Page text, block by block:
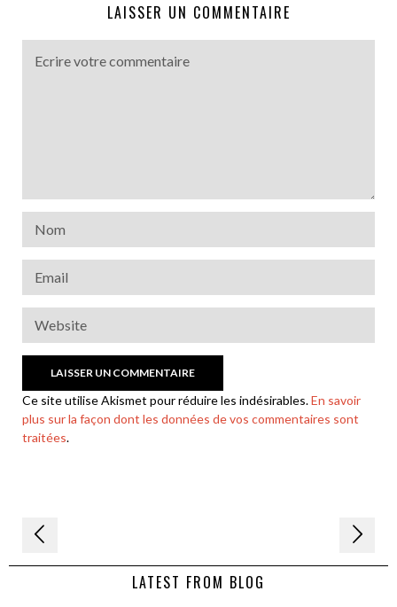
LAISSER UN COMMENTAIRE
Ce site utilise Akismet pour réduire les indésirables.En savoir
plus sur la façon dont les données de vos commentaires sont
traitées.
Navigation
de LATEST FROM BLOG